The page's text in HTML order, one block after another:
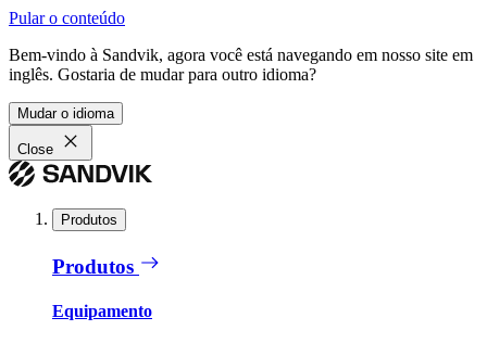
Pular o conteúdo
Bem-vindo à Sandvik, agora você está navegando em nosso site em
inglês. Gostaria de mudar para outro idioma?
Mudar o idioma
Close
Produtos
Produtos
Equipamento